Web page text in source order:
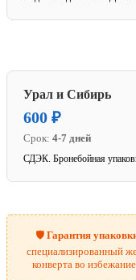
Урал и Сибирь
600 ₽
Срок: 4-7 дней
СДЭК. Бронебойная
🛡️Гарантия
специализированный
конверта во